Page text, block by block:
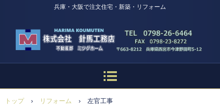
兵庫・大阪で注文住宅・新築・リフォーム
トップ › リフォーム › 左官工事